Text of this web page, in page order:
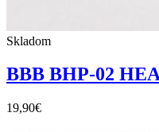
Skladom
BBB BHP-02
19,90€